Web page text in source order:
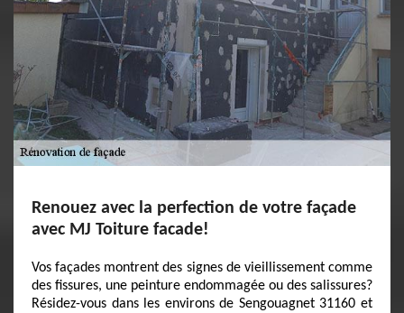
Renouez avec la perfection de votre façade
avec MJ Toiture facade!
Vos façades montrent des signes de vieillissement comme
des fissures, une peinture endommagée ou des salissures?
Résidez-vous dans les environs de Sengouagnet 31160 et